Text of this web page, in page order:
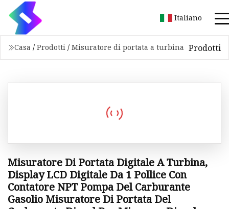
Italiano
Casa / Prodotti / Misuratore di portata a turbina Prodotti
Misuratore Di Portata Digitale A Turbina,
Display LCD Digitale Da 1 Pollice Con
Contatore NPT Pompa Del Carburante
Gasolio Misuratore Di Portata Del